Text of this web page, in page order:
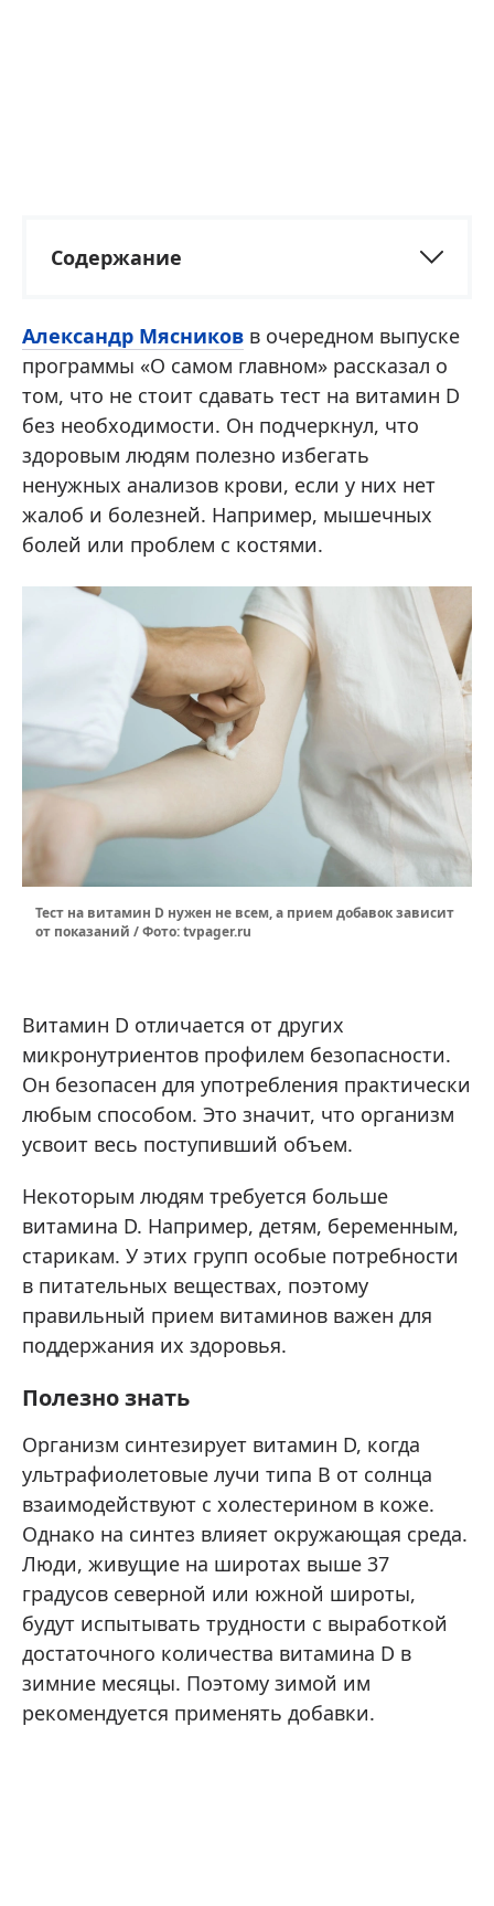
Содержание
Александр Мясников в очередном выпуске
программы «О самом главном» рассказал о
том, что не стоит сдавать тест на витамин D
без необходимости. Он подчеркнул, что
здоровым людям полезно избегать
ненужных анализов крови, если у них нет
жалоб и болезней. Например, мышечных
болей или проблем с костями.
Тест на витамин D нужен не всем, а прием добавок зависит
от показаний / Фото: tvpager.ru
Витамин D отличается от других
микронутриентов профилем безопасности.
Он безопасен для употребления практически
любым способом. Это значит, что организм
усвоит весь поступивший объем.
Некоторым людям требуется больше
витамина D. Например, детям, беременным,
старикам. У этих групп особые потребности
в питательных веществах, поэтому
правильный прием витаминов важен для
поддержания их здоровья.
Полезно знать
Организм синтезирует витамин D, когда
ультрафиолетовые лучи типа B от солнца
взаимодействуют с холестерином в коже.
Однако на синтез влияет окружающая среда.
Люди, живущие на широтах выше 37
градусов северной или южной широты,
будут испытывать трудности с выработкой
достаточного количества витамина D в
зимние месяцы. Поэтому зимой им
рекомендуется применять добавки.